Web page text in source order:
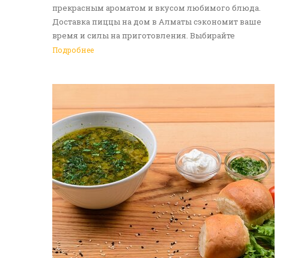
прекрасным ароматом и вкусом любимого блюда.
Доставка пиццы на дом в Алматы сэкономит ваше
время и силы на приготовления. Выбирайте
понравившуюся итальянскую лепешку, а мы -
Подробнее